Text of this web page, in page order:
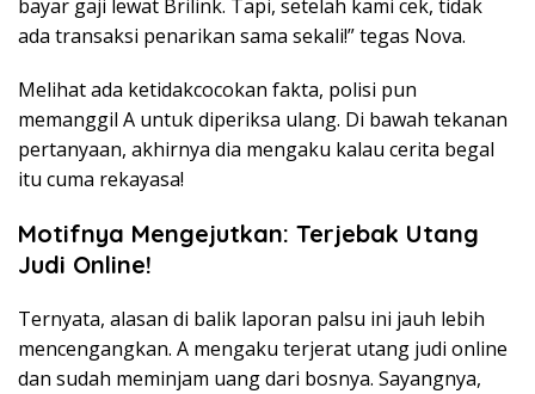
bayar gaji lewat Brilink. Tapi, setelah kami cek, tidak
ada transaksi penarikan sama sekali!” tegas Nova.
Melihat ada ketidakcocokan fakta, polisi pun
memanggil A untuk diperiksa ulang. Di bawah tekanan
pertanyaan, akhirnya dia mengaku kalau cerita begal
itu cuma rekayasa!
Motifnya Mengejutkan: Terjebak Utang
Judi Online!
Ternyata, alasan di balik laporan palsu ini jauh lebih
mencengangkan. A mengaku terjerat utang judi online
dan sudah meminjam uang dari bosnya. Sayangnya,